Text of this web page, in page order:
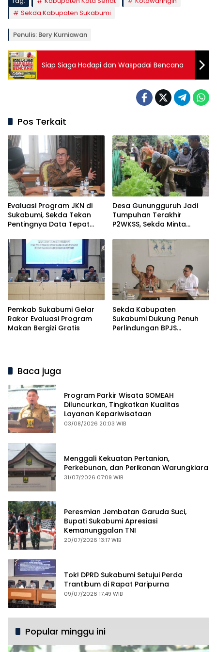
Sekda Kabupaten Sukabumi
Penulis: Bery Kurniawan
Siap Siaga Hadapi dan Waspadai Bencana
Pos Terkait
Evaluasi Program JKN di
Sukabumi, Sekda Tekan
Pentingnya Data Tepat
Desa Gunungguruh Jadi
Tumpuhan Terakhir
P2WKSS, Sekda Minta
Pemkab Sukabumi Gelar
Rakor Evaluasi Program
Makan Bergizi Gratis
Sekda Kabupaten
Sukabumi Dukung Penuh
Perlindungan BPJS
Baca juga
Program Parkir Wisata SOMEAH
Diluncurkan, Tingkatkan Kualitas
Layanan Kepariwisataan
03/08/2026 20:03 WIB
Menggali Kekuatan Pertanian,
Perkebunan, dan Perikanan Warungkiara
31/07/2026 07:09 WIB
Peresmian Jembatan Garuda Suci,
Bupati Sukabumi Apresiasi
Kemanunggalan TNI
20/07/2026 13:17 WIB
Tok! DPRD Sukabumi Setujui Perda
Trantibum di Rapat Paripurna
09/07/2026 17:49 WIB
Popular minggu ini